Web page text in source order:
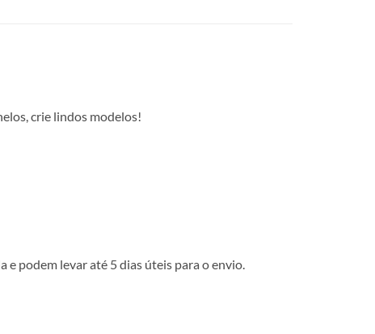
crie lindos modelos!
podem levar até 5 dias úteis para o envio.